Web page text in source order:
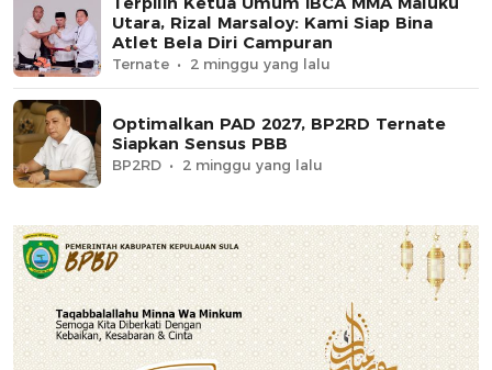
Utara, Rizal Marsaloy: Kami Siap Bina
Atlet Bela Diri Campuran
Ternate 2 minggu yang lalu
Optimalkan PAD 2027, BP2RD Ternate
Siapkan Sensus PBB
BP2RD 2 minggu yang lalu